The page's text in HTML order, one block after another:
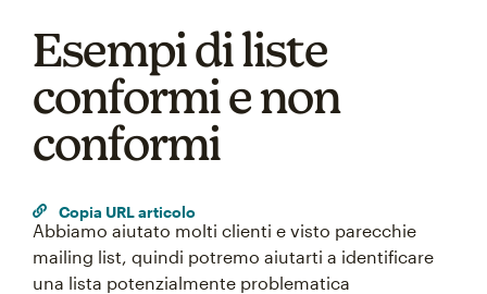
Esempi di liste
conformi e non
conformi
Copia URL articolo
Abbiamo aiutato molti clienti e visto parecchie
mailing list, quindi potremo aiutarti a identificare
una lista potenzialmente problematica